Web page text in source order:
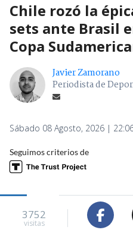
Chile rozó la
sets ante Brasil
Copa
Javier Zamorano
Periodista de
Sábado 08 Agosto, 2026 |
Seguimos criterios de
3752
visitas